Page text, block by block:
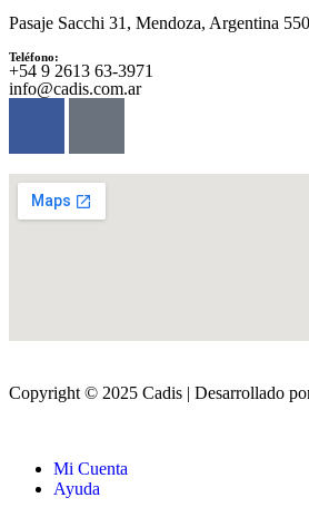
Pasaje Sacchi 31, Mendoza, Argentina
Teléfono:
‪+54 9 2613 63‑3971‬
info@cadis.com.ar
Copyright © 2025 Cadis | Desarrollado
Mi Cuenta
Ayuda